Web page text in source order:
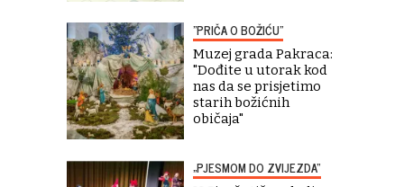
"PRIČA O BOŽIĆU"
Muzej grada Pakraca:
"Dođite u utorak kod
nas da se prisjetimo
starih božićnih
običaja"
„PJESMOM DO ZVIJEZDA“